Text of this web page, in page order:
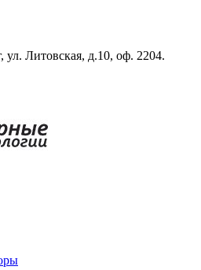
ул. Литовская, д.10, оф. 2204.